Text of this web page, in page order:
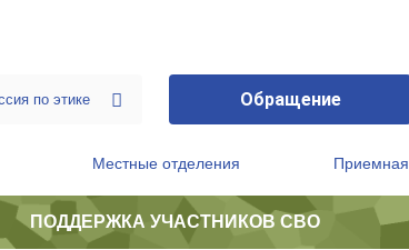
Обращение
Местные отделения Приемная
ПОДДЕРЖКА УЧАСТНИКОВ СВО